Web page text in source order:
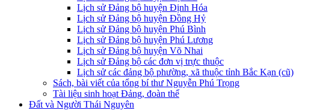
Lịch sử Đảng bộ huyện Định Hóa
Lịch sử Đảng bộ huyện Đồng Hỷ
Lịch sử Đảng bộ huyện Phú Bình
Lịch sử Đảng bộ huyện Phú Lương
Lịch sử Đảng bộ huyện Võ Nhai
Lịch sử Đảng bộ các đơn vị trực thuộc
Lịch sử các đảng bộ phường, xã thuộc tỉnh Bắc Kạn (cũ)
Sách, bài viết của tổng bí thư Nguyễn Phú Trọng
Tài liệu sinh hoạt Đảng, đoàn thể
Đất và Người Thái Nguyên